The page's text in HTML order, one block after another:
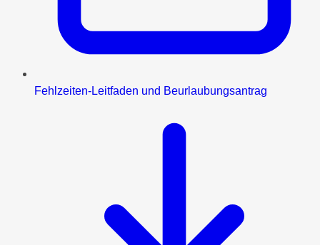
Fehlzeiten-Leitfaden und Beurlaubungsantrag